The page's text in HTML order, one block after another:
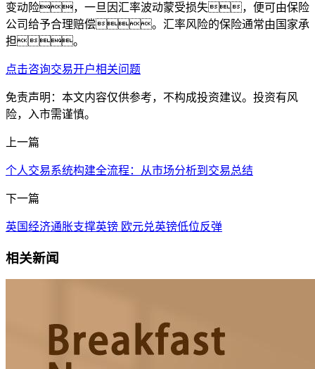
变动险，一旦因汇率波动蒙受损失，便可由保险
公司给予合理赔偿。汇率风险的保险通常由国家承
担。
点击咨询交易开户相关问题
免责声明：本文内容仅供参考，不构成投资建议。投资有风
险，入市需谨慎。
上一篇
个人交易系统构建全流程：从市场分析到交易总结
下一篇
英国经济通胀支撑英镑 欧元兑英镑低位反弹
相关新闻